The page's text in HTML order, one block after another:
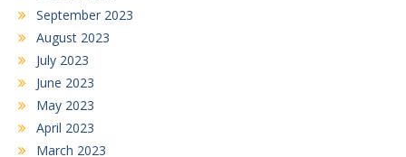
September 2023
August 2023
July 2023
June 2023
May 2023
April 2023
March 2023